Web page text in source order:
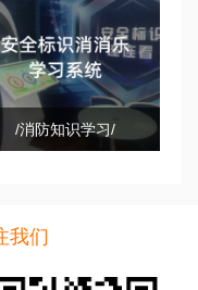
/消防知识学习/
我们